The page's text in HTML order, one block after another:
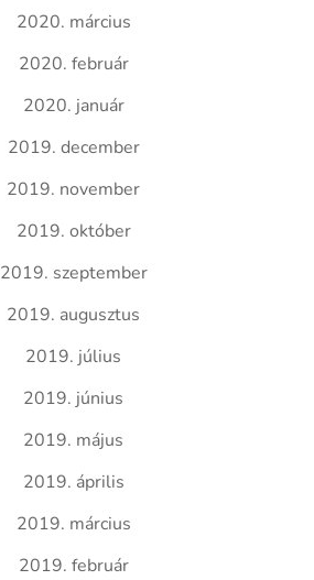
2020. március
2020. február
2020. január
2019. december
2019. november
2019. október
2019. szeptember
2019. augusztus
2019. július
2019. június
2019. május
2019. április
2019. március
2019. február